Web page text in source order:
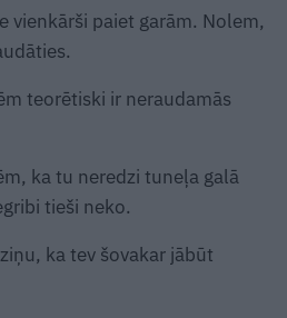
vienkārši paiet garām. Nolem,
teorētiski ir neraudamās
ka tu neredzi tuneļa galā
tieši neko.
ka tev šovakar jābūt